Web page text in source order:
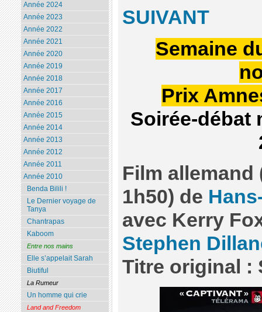
SUIVANT
Semaine
Prix
Soirée-débat
Film allemand
1h50) de
avec Kerry
Stephen
Titre original :
Année 2024
Année 2023
Année 2022
Année 2021
Année 2020
Année 2019
Année 2018
Année 2017
Année 2016
Année 2015
Année 2014
Année 2013
Année 2012
Année 2011
Année 2010
Benda Bilili !
Le Dernier voyage de
Tanya
Chantrapas
Kaboom
Entre nos mains
Elle s’appelait Sarah
Biutiful
La Rumeur
Un homme qui crie
Land and Freedom